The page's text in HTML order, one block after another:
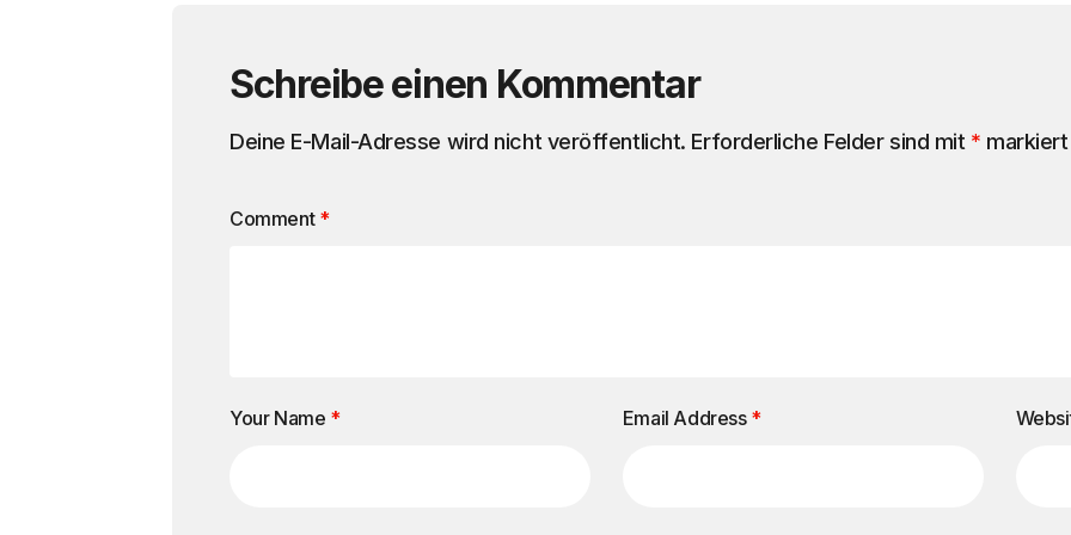
Schreibe einen Kommentar
Deine E-Mail-Adresse wird nicht veröffentlicht. Erforderliche Felder sind mit * markiert
Comment *
Your Name * Email Address *